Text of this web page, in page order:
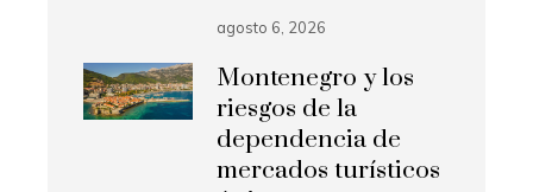
agosto 6, 2026
Montenegro y los
riesgos de la
dependencia de
mercados turísticos